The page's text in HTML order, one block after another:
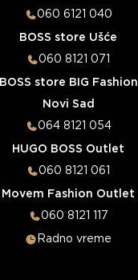
060 6121 040
BOSS store Ušće
060 8121 071
BOSS store BIG Fashion
Novi Sad
064 8121 054
HUGO BOSS Outlet
060 8121 061
Movem Fashion Outlet
060 8121 117
Radno vreme